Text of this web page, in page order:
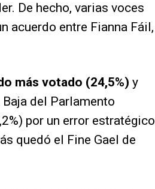
De hecho, varias voces
acuerdo entre Fianna Fáil,
más votado (24,5%) y
del Parlamento
por un error estratégico
quedó el Fine Gael de